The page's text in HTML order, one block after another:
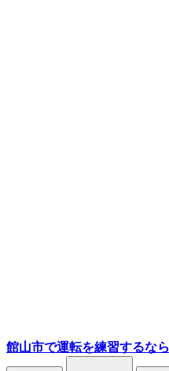
館山市で運転を練習するなら